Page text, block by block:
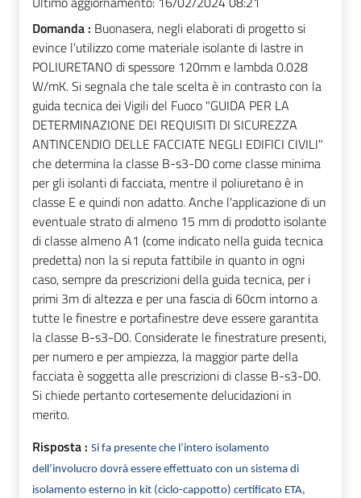
Domanda : Buonasera, negli elaborati di progetto si
evince l'utilizzo come materiale isolante di lastre in
POLIURETANO di spessore 120mm e lambda 0.028
W/mK. Si segnala che tale scelta è in contrasto con la
guida tecnica dei Vigili del Fuoco "GUIDA PER LA
DETERMINAZIONE DEI REQUISITI DI SICUREZZA
ANTINCENDIO DELLE FACCIATE NEGLI EDIFICI CIVILI"
che determina la classe B-s3-D0 come classe minima
per gli isolanti di facciata, mentre il poliuretano è in
classe E e quindi non adatto. Anche l'applicazione di un
eventuale strato di almeno 15 mm di prodotto isolante
di classe almeno A1 (come indicato nella guida tecnica
predetta) non la si reputa fattibile in quanto in ogni
caso, sempre da prescrizioni della guida tecnica, per i
primi 3m di altezza e per una fascia di 60cm intorno a
tutte le finestre e portafinestre deve essere garantita
la classe B-s3-D0. Considerate le finestrature presenti,
per numero e per ampiezza, la maggior parte della
facciata è soggetta alle prescrizioni di classe B-s3-D0.
Si chiede pertanto cortesemente delucidazioni in
merito.
Risposta : Si fa presente che l’intero isolamento
dell’involucro dovrà essere effettuato con un sistema di
isolamento esterno in kit (ciclo-cappotto) certificato ETA,